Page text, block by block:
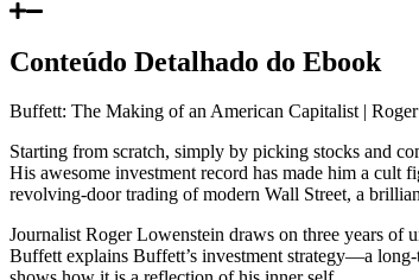
Conteúdo Detalhado do Ebook
Buffett: The Making of an American Capitalist |
Starting from scratch, simply by picking stocks and
His awesome investment record has made him a cult
revolving-door trading of modern Wall Street, a
Journalist Roger Lowenstein draws on three years of
Buffett explains Buffett’s investment strategy—a